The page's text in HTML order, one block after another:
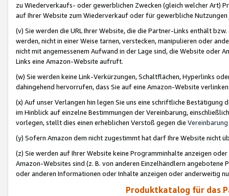
zu Wiederverkaufs- oder gewerblichen Zwecken (gleich welcher Art)
auf Ihrer Website zum Wiederverkauf oder für gewerbliche
(v) Sie werden die URL Ihrer Website, die die Partner-Links enthält
werden, nicht in einer Weise tarnen, verstecken, manipulieren oder
nicht mit angemessenem Aufwand in der Lage sind, die Website oder
Links eine Amazon-Website aufruft.
(w) Sie werden keine Link-Verkürzungen, Schaltflächen, Hyperlinks
dahingehend hervorrufen, dass Sie auf eine Amazon-Website
(x) Auf unser Verlangen hin legen Sie uns eine schriftliche
im Hinblick auf einzelne Bestimmungen der Vereinbarung,
vorlegen, stellt dies einen erheblichen Verstoß gegen die Vereinbarung
(y) Sofern Amazon dem nicht zugestimmt hat darf Ihre Website nicht
(z) Sie werden auf Ihrer Website keine Programminhalte anzeigen
Amazon-Websites sind (z. B. von anderen Einzelhändlern
oder anderen Informationen oder Inhalte anzeigen oder anderweitig
Produktkatalog für das